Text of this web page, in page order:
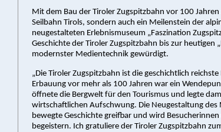
Mit dem Bau der Tiroler Zugspitzbahn vor 100
Seilbahn Tirols, sondern auch ein Meilenstein der
neugestalteten Erlebnismuseum „Faszination
Geschichte der Tiroler Zugspitzbahn bis zur heutigen
modernster Medientechnik gewürdigt.
„Die Tiroler Zugspitzbahn ist die geschichtlich
Erbauung vor mehr als 100 Jahren war ein
öffnete die Bergwelt für den Tourismus und legte
wirtschaftlichen Aufschwung. Die Neugestaltung des
bewegte Geschichte greifbar und wird
begeistern. Ich gratuliere der Tiroler Zugspitzbahn